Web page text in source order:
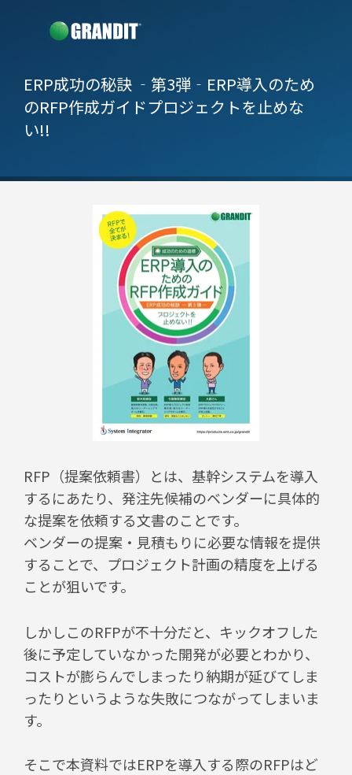
ERP成功の秘訣 ‐第3弾‐ ERP導入のため
のRFP作成ガイドプロジェクトを止めな
い!!
RFP（提案依頼書）とは、基幹システムを導入
するにあたり、発注先候補のベンダーに具体的
な提案を依頼する文書のことです。
ベンダーの提案・見積もりに必要な情報を提供
することで、プロジェクト計画の精度を上げる
ことが狙いです。
しかしこのRFPが不十分だと、キックオフした
後に予定していなかった開発が必要とわかり、
コストが膨らんでしまったり納期が延びてしま
ったりというような失敗につながってしまいま
す。
そこで本資料ではERPを導入する際のRFPはど